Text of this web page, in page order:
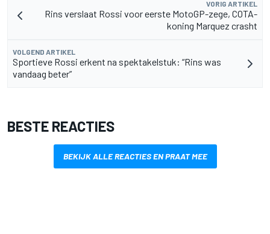
VORIG ARTIKEL
Rins verslaat Rossi voor eerste MotoGP-zege, COTA-
koning Marquez crasht
VOLGEND ARTIKEL
Sportieve Rossi erkent na spektakelstuk: “Rins was
vandaag beter”
BESTE REACTIES
BEKIJK ALLE REACTIES EN PRAAT MEE